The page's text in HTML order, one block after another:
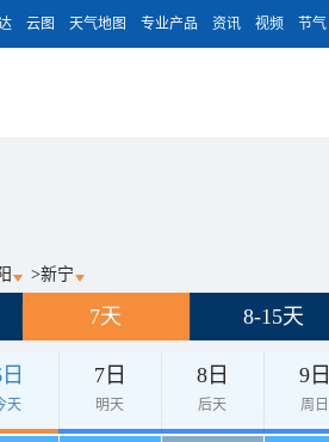
云图 天气地图 专业产品 资讯 视频 节气
>新宁
7天 8-15天
天
7日
明天
8日
后天
9
周日